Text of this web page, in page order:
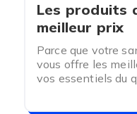
Les produits
meilleur prix
Parce que votre
vous offre les
vos essentiels du